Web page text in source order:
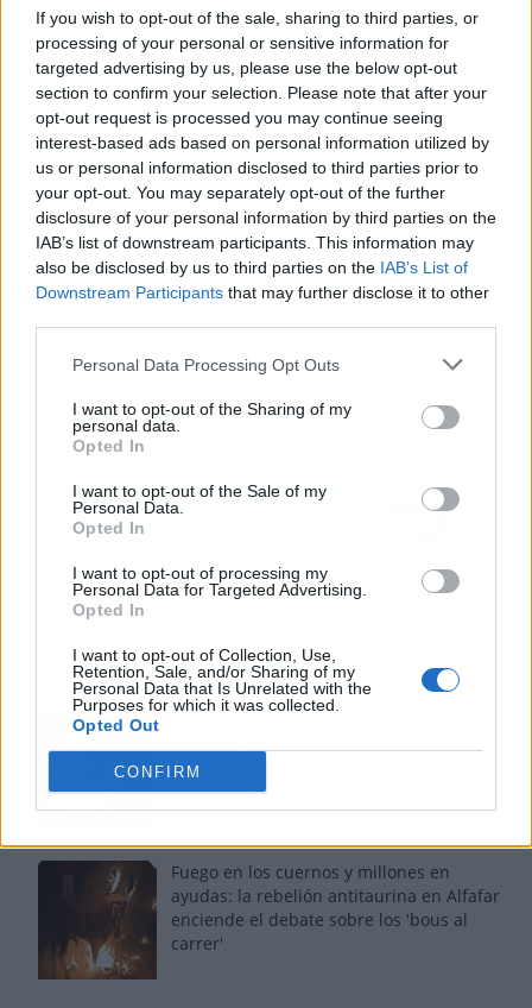
If you wish to opt-out of the sale, sharing to third parties, or
processing of your personal or sensitive information for
targeted advertising by us, please use the below opt-out
section to confirm your selection. Please note that after your
opt-out request is processed you may continue seeing
interest-based ads based on personal information utilized by
us or personal information disclosed to third parties prior to
your opt-out. You may separately opt-out of the further
disclosure of your personal information by third parties on the
IAB’s list of downstream participants. This information may
also be disclosed by us to third parties on the IAB’s List of
Downstream Participants that may further disclose it to other
Personal Data Processing Opt Outs
I want to opt-out of the Sharing of my
personal data.
Opted In
I want to opt-out of the Sale of my
Personal Data.
Opted In
I want to opt-out of processing my
Personal Data for Targeted Advertising.
Opted In
I want to opt-out of Collection, Use,
Retention, Sale, and/or Sharing of my
Personal Data that Is Unrelated with the
Purposes for which it was collected.
Opted Out
CONFIRM
Publicidad
Los más vistos
voz sigue desafiando implacable el paso
del tiempo
Fuego en los cuernos y millones en
ayudas: la rebelión antitaurina en Alfafar
enciende el debate sobre los 'bous al
carrer'